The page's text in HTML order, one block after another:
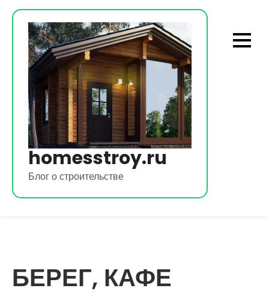
Перейти
содержимому
homesstroy.ru
Блог о строительстве
БЕРЕГ, КАФЕ